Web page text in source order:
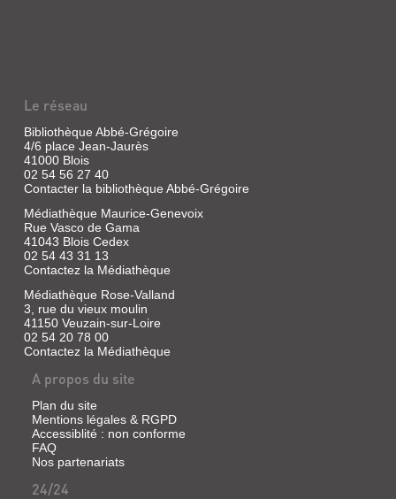
LA
HULOTTE
113
Livre
Déom,
Pierre
Ed.
Passerage,
2022
(La
Hulotte)
A
fin
mois
de
septembre,
merle
un
Le réseau
Bibliothèque Abbé-Grégoire
4/6 place Jean-Jaurès
41000 Blois
02 54 56 27 40
Contacter la bibliothèque Abbé-Grégoire
Médiathèque Maurice-Genevoix
Rue Vasco de Gama
41043 Blois Cedex
02 54 43 31 13
Contactez la Médiathèque
Médiathèque Rose-Valland
3, rue du vieux moulin
41150 Veuzain-sur-Loire
02 54 20 78 00
Contactez la Médiathèque
A propos du site
Plan du site
Mentions légales & RGPD
Accessiblité : non conforme
FAQ
Nos partenariats
24/24